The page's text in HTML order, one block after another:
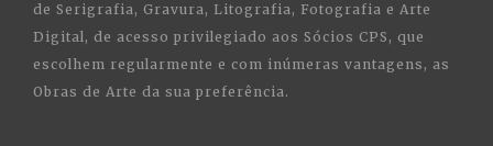
de Serigrafia, Gravura, Litografia, Fotografia e Arte
Digital, de acesso privilegiado aos Sócios CPS, que
escolhem regularmente e com inúmeras vantagens, as
Obras de Arte da sua preferência.